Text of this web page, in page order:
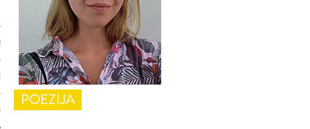
POEZIJA